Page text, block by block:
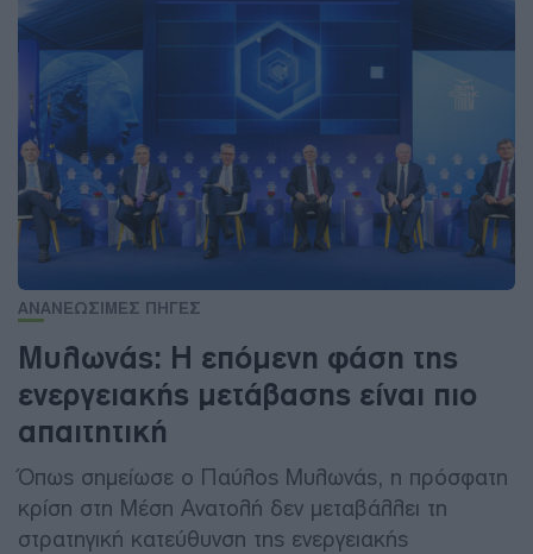
ΑΝΑΝΕΩΣΙΜΕΣ ΠΗΓΕΣ
Μυλωνάς: Η επόμενη φάση της
ενεργειακής μετάβασης είναι πιο
απαιτητική
Όπως σημείωσε ο Παύλος Μυλωνάς, η πρόσφατη
κρίση στη Μέση Ανατολή δεν μεταβάλλει τη
στρατηγική κατεύθυνση της ενεργειακής